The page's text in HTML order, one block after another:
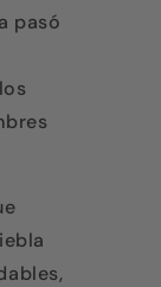
pasó